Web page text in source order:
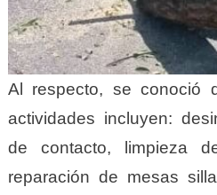
Al respecto, se conoció
actividades incluyen:
de contacto, limpieza
reparación de mesas